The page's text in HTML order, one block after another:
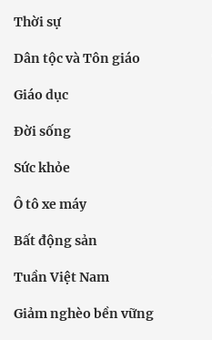
Thời sự
Dân tộc và Tôn giáo
Giáo dục
Đời sống
Sức khỏe
Ô tô xe máy
Bất động sản
Tuần Việt Nam
Giảm nghèo bền vững